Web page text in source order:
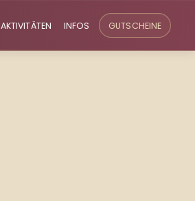
AKTIVITÄTEN INFOS GUTSCHEINE